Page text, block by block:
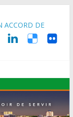
de l’État, S.E le
arrivé à Maradi
Nationale de
POUR
DE L’OUEST
le